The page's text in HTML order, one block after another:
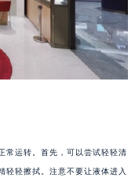
常运转。首先，可以尝试轻轻清
轻轻擦拭。注意不要让液体进入